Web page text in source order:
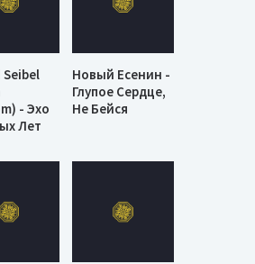
Seibel
- Эхо
Лет
Новый Есенин -
Глупое Сердце,
Не Бейся